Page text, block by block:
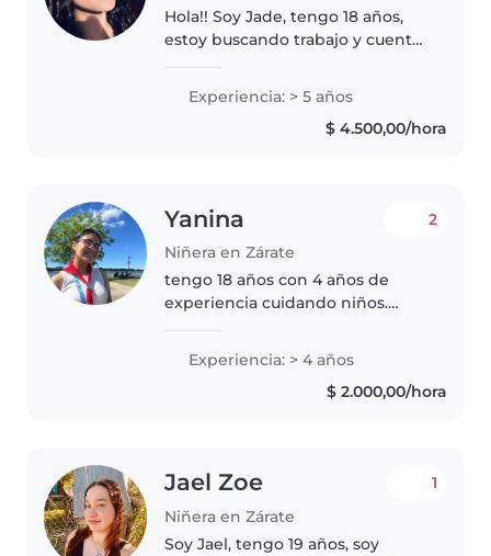
Hola!! Soy Jade, tengo 18 años,
estoy buscando trabajo y cuento
muy buena relación con los
niños, desde que tengo 12..
Experiencia: > 5 años
$ 4.500,00/hora
Yanina
Niñera en Zárate
2
tengo 18 años con 4 años de
experiencia cuidando niños.
fluidez. Tengo una amplia
variedad de habilidades como
dibujar, enserio a leer, hacer
Experiencia: > 4 años
$ 2.000,00/hora
Jael Zoe
Niñera en Zárate
1
Soy Jael, tengo 19 años, soy